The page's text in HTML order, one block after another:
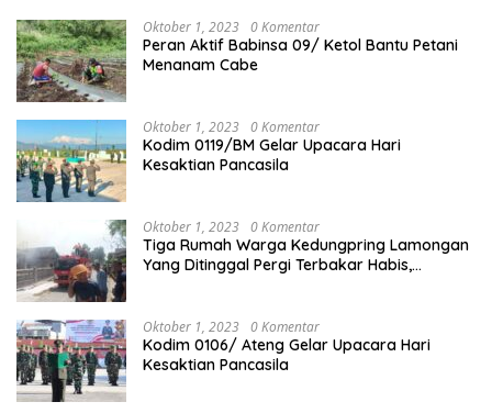
Oktober 1, 2023 0 Komentar
Peran Aktif Babinsa 09/ Ketol Bantu Petani
Menanam Cabe
Oktober 1, 2023 0 Komentar
Kodim 0119/BM Gelar Upacara Hari
Kesaktian Pancasila
Oktober 1, 2023 0 Komentar
Tiga Rumah Warga Kedungpring Lamongan
Yang Ditinggal Pergi Terbakar Habis,
Oktober 1, 2023 0 Komentar
Kodim 0106/ Ateng Gelar Upacara Hari
Kesaktian Pancasila